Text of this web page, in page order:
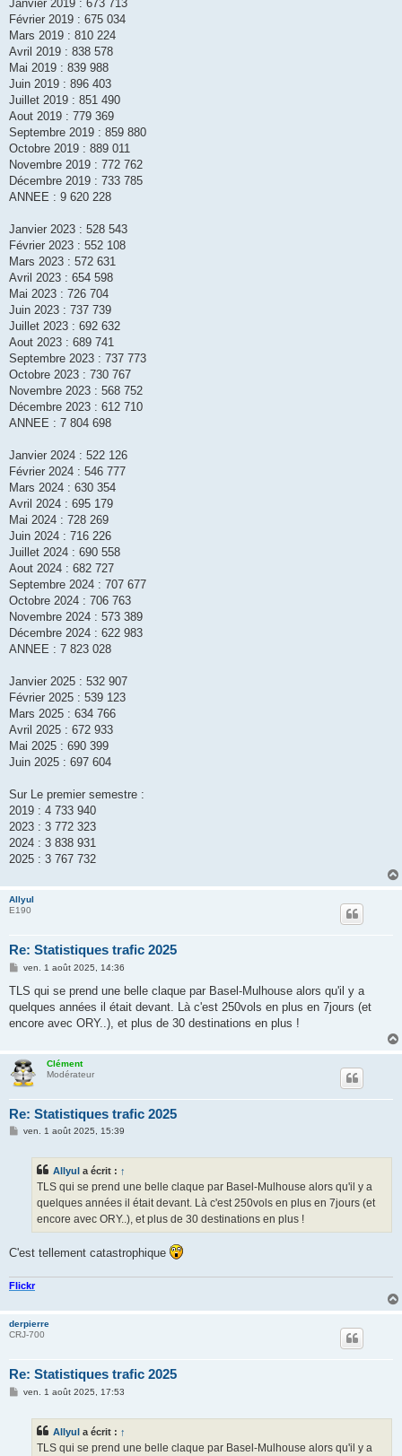
a
g
Janvier 2019 : 673 713
Février 2019 : 675 034
Mars 2019 : 810 224
Avril 2019 : 838 578
Mai 2019 : 839 988
Juin 2019 : 896 403
Juillet 2019 : 851 490
Aout 2019 : 779 369
Septembre 2019 : 859 880
Octobre 2019 : 889 011
Novembre 2019 : 772 762
Décembre 2019 : 733 785
ANNEE : 9 620 228
Janvier 2023 : 528 543
Février 2023 : 552 108
Mars 2023 : 572 631
Avril 2023 : 654 598
Mai 2023 : 726 704
Juin 2023 : 737 739
Juillet 2023 : 692 632
Aout 2023 : 689 741
Septembre 2023 : 737 773
Octobre 2023 : 730 767
Novembre 2023 : 568 752
Décembre 2023 : 612 710
ANNEE : 7 804 698
Janvier 2024 : 522 126
Février 2024 : 546 777
Mars 2024 : 630 354
Avril 2024 : 695 179
Mai 2024 : 728 269
Juin 2024 : 716 226
Juillet 2024 : 690 558
Aout 2024 : 682 727
Septembre 2024 : 707 677
Octobre 2024 : 706 763
Novembre 2024 : 573 389
Décembre 2024 : 622 983
ANNEE : 7 823 028
Janvier 2025 : 532 907
Février 2025 : 539 123
Mars 2025 : 634 766
Avril 2025 : 672 933
Mai 2025 : 690 399
Juin 2025 : 697 604
Sur Le premier semestre :
2019 : 4 733 940
2023 : 3 772 323
2024 : 3 838 931
2025 : 3 767 732
Allyul
E190
Re: Statistiques trafic 2025
M
s
a
g
ven. 1 août 2025, 14:36
TLS qui se prend une belle claque par Basel-Mulhouse alors qu'il y a
quelques années il était devant. Là c'est 250vols en plus en 7jours (et
encore avec ORY..), et plus de 30 destinations en plus !
Clément
Modérateur
Re: Statistiques trafic 2025
Mven. 1 août 2025, 15:39
Allyul a écrit : ↑
TLS qui se prend une belle claque par Basel-Mulhouse alors qu'il y a
quelques années il était devant. Là c'est 250vols en plus en 7jours (et
encore avec ORY..), et plus de 30 destinations en plus !
C'est tellement catastrophique
Flickr
derpierre
CRJ-700
Re: Statistiques trafic 2025
Mven. 1 août 2025, 17:53
Allyul a écrit : ↑
TLS qui se prend une belle claque par Basel-Mulhouse alors qu'il y a